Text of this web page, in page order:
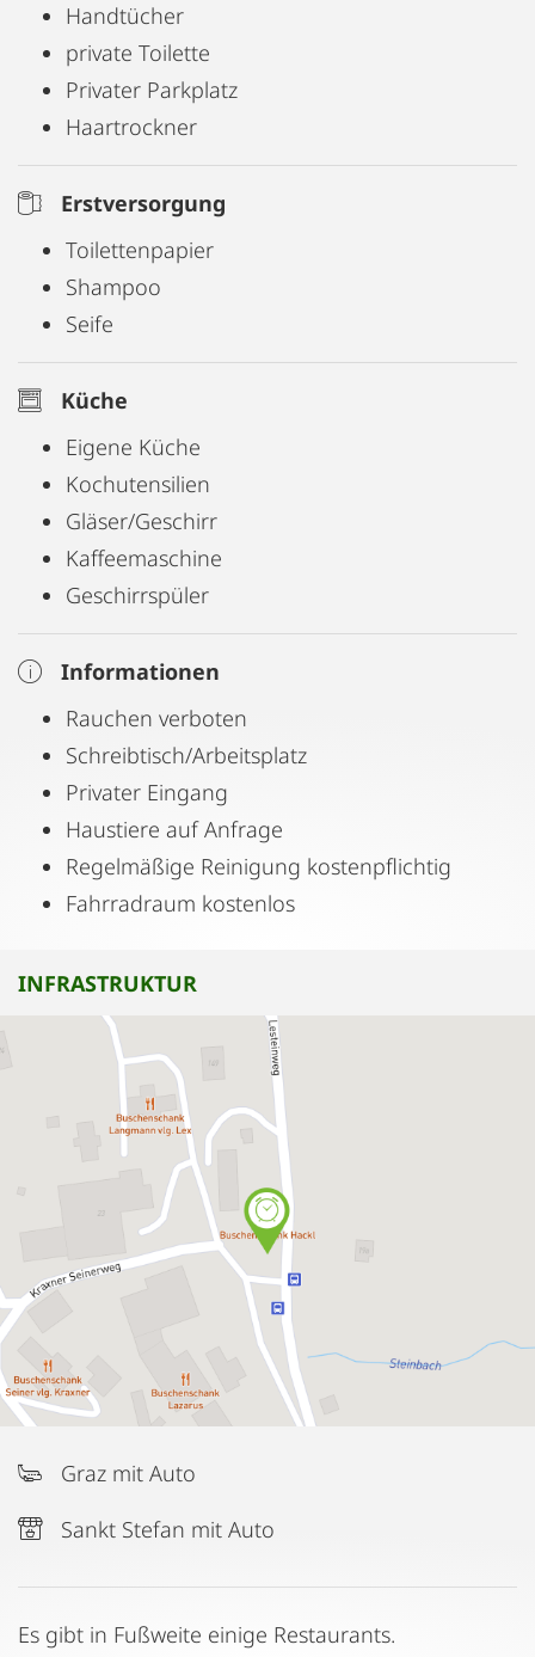
Handtücher
private Toilette
Privater Parkplatz
Haartrockner
Erstversorgung
Toilettenpapier
Shampoo
Seife
Küche
Eigene Küche
Kochutensilien
Gläser/Geschirr
Kaffeemaschine
Geschirrspüler
Informationen
Rauchen verboten
Schreibtisch/Arbeitsplatz
Privater Eingang
Haustiere auf Anfrage
Regelmäßige Reinigung kostenpflichtig
Fahrradraum kostenlos
INFRASTRUKTUR
Graz mit Auto
Sankt Stefan mit Auto
Es gibt in Fußweite einige Restaurants.